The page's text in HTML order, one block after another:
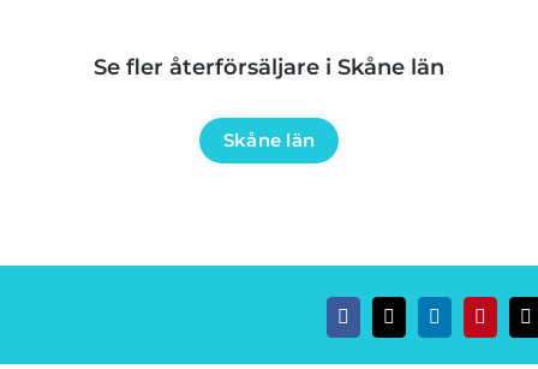
Se fler återförsäljare i Skåne län
Skåne län
FacebookTwitterLinkedInPinterest
E-